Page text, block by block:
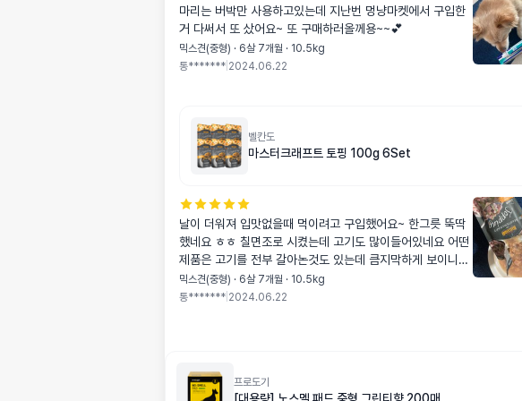
마리는 버박만 사용하고있는데 지난번 멍냥마켓에서 구입한
거 다써서 또 샀어요~ 또 구매하러올께용~~💕
믹스견(중형) · 6살 7개월 · 10.5kg
통******* 2024.06.22
벨칸도
마스터크래프트 토핑 100g 6Set
날이 더워져 입맛없을때 먹이려고 구입했어요~ 한그릇 뚝딱
했네요 ㅎㅎ 칠면조로 시켰는데 고기도 많이들어있네요 어떤
제품은 고기를 전부 갈아논것도 있는데 큼지막하게 보이니까
더 좋았어요 잘먹일게용~~😘
믹스견(중형) · 6살 7개월 · 10.5kg
통******* 2024.06.22
프로도기